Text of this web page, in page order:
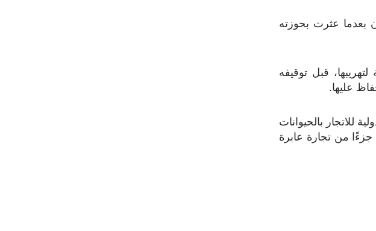
عثرت بحوزته
قبل توقيفه
عليها.
للاتجار بالحيوانات
جزءًا من تجارة عابرة